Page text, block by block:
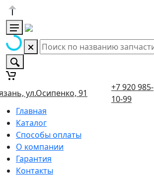
ул.Осипенко, 91
+7 920 985-
10-99
Главная
Каталог
Способы оплаты
О компании
Гарантия
Контакты